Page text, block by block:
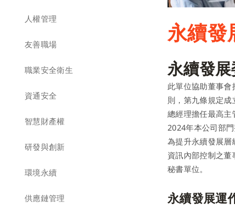
公司規章
法規遵循
誠信經營
風險管理
檢舉制度
股權結構
利害關係人溝通
聯絡資訊
人權管理
友善職場
職業安全衛生
資通安全
智慧財產權
研發與創新
環境永續
供應鏈管理
永續發
永續發
此單位協助董事
則，第九條規定
總經理擔任最高主
2024年本公司部
為提升永續發展
資訊內部控制之
秘書單位。
永續發展運